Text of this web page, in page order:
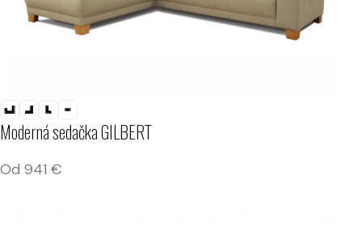
Moderná sedačka GILBERT
Od 941 €